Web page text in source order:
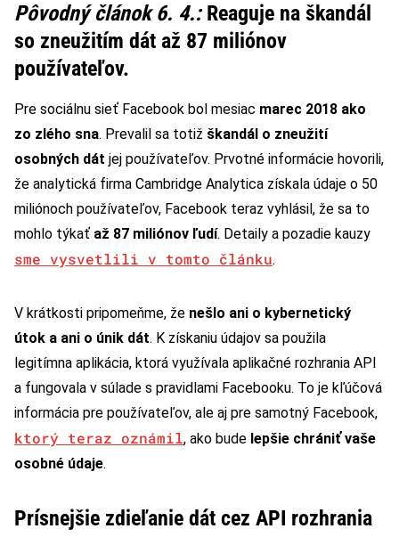
Pôvodný článok 6. 4.:Reaguje na škandál
so zneužitím dát až 87 miliónov
používateľov.
Pre sociálnu sieť Facebook bol mesiac marec 2018 ako
zo zlého sna. Prevalil sa totiž škandál o zneužití
osobných dát jej používateľov. Prvotné informácie hovorili,
že analytická firma Cambridge Analytica získala údaje o 50
miliónoch používateľov, Facebook teraz vyhlásil, že sa to
mohlo týkať až 87 miliónov ľudí. Detaily a pozadie kauzy
sme vysvetlili v tomto článku.
V krátkosti pripomeňme, že nešlo ani o kybernetický
útok a ani o únik dát. K získaniu údajov sa použila
legitímna aplikácia, ktorá využívala aplikačné rozhrania API
a fungovala v súlade s pravidlami Facebooku. To je kľúčová
informácia pre používateľov, ale aj pre samotný Facebook,
ktorý teraz oznámil, ako bude lepšie chrániť vaše
osobné údaje.
Prísnejšie zdieľanie dát cez API rozhrania